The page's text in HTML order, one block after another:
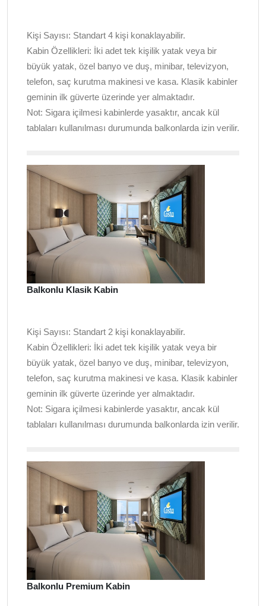
Kişi Sayısı: Standart 4 kişi konaklayabilir.
Kabin Özellikleri: İki adet tek kişilik yatak veya bir
büyük yatak, özel banyo ve duş, minibar, televizyon,
telefon, saç kurutma makinesi ve kasa. Klasik kabinler
geminin ilk güverte üzerinde yer almaktadır.
Not: Sigara içilmesi kabinlerde yasaktır, ancak kül
tablaları kullanılması durumunda balkonlarda izin verilir.
Balkonlu Klasik Kabin
Kişi Sayısı: Standart 2 kişi konaklayabilir.
Kabin Özellikleri: İki adet tek kişilik yatak veya bir
büyük yatak, özel banyo ve duş, minibar, televizyon,
telefon, saç kurutma makinesi ve kasa. Klasik kabinler
geminin ilk güverte üzerinde yer almaktadır.
Not: Sigara içilmesi kabinlerde yasaktır, ancak kül
tablaları kullanılması durumunda balkonlarda izin verilir.
Balkonlu Premium Kabin